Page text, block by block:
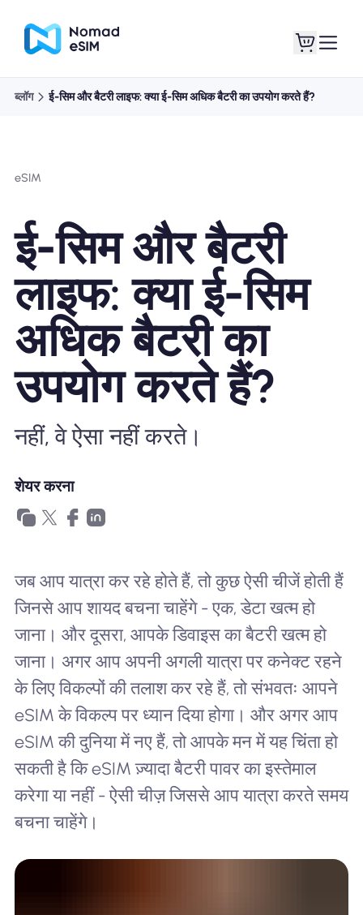
दुकान की योजना
ई-सिम के बारे में
खानाबदोश eSIM क्यों
eSIM का उपयोग करना
व्यापार के लिए
ब्लॉग ई-सिम और बैटरी लाइफ: क्या ई-सिम अधिक बैटरी का उपयोग करते हैं?
eSIM
ई-सिम और बैटरी
लाइफ: क्या ई-सिम
अधिक बैटरी का
उपयोग करते हैं?
नहीं, वे ऐसा नहीं करते।
शेयर करना
जब आप यात्रा कर रहे होते हैं, तो कुछ ऐसी चीजें होती हैं
जिनसे आप शायद बचना चाहेंगे - एक, डेटा खत्म हो
जाना। और दूसरा, आपके डिवाइस का बैटरी खत्म हो
जाना। अगर आप अपनी अगली यात्रा पर कनेक्ट रहने
के लिए विकल्पों की तलाश कर रहे हैं, तो संभवतः आपने
eSIM के विकल्प पर ध्यान दिया होगा। और अगर आप
eSIM की दुनिया में नए हैं, तो आपके मन में यह चिंता हो
सकती है कि eSIM ज़्यादा बैटरी पावर का इस्तेमाल
करेगा या नहीं - ऐसी चीज़ जिससे आप यात्रा करते समय
बचना चाहेंगे।